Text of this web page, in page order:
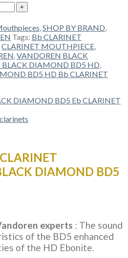
,SHOP BY BRAND,
Tags: Bb CLARINET
CLARINET MOUTHPIECE,
,VANDOREN BLACK
BLACK DIAMOND BD5 HD,
BD5 HD Bb CLARINET
DIAMOND BD5
experts : The sound
of the BD5 enhanced
of the HD Ebonite.